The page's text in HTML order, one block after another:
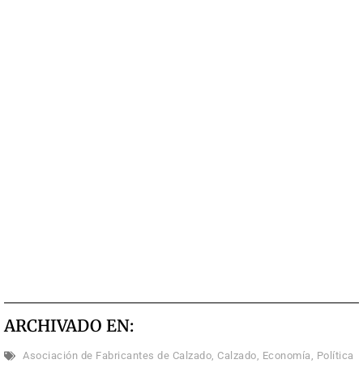
ARCHIVADO EN:
Asociación de Fabricantes de Calzado, Calzado, Economía , Política